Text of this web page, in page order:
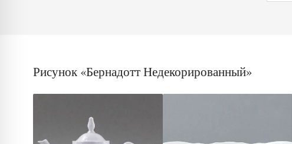
Рисунок «Бернадотт Недекорированный»